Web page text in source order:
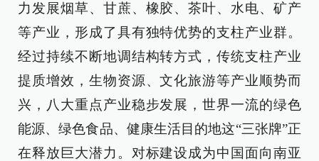
力发展烟草、甘蔗、橡胶、茶叶、水电、矿产
等产业，形成了具有独特优势的支柱产业群。
经过持续不断地调结构转方式，传统支柱产业
提质增效，生物资源、文化旅游等产业顺势而
兴，八大重点产业稳步发展，世界一流的绿色
能源、绿色食品、健康生活目的地这“三张牌”正
在释放巨大潜力。对标建设成为中国面向南亚